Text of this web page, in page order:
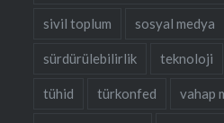
sivil toplum sosyal medya
sürdürülebilirlik teknoloji
tühid türkonfed vahap